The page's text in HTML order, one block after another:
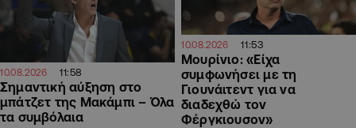
10.08.2026 11:58
Σημαντική αύξηση στο
μπάτζετ της Μακάμπι – Όλα
τα συμβόλαια
10.08.2026 11:53
Μουρίνιο: «Είχα
συμφωνήσει με τη
Γιουνάιτεντ για να
διαδεχθώ τον
Φέργκιουσον»